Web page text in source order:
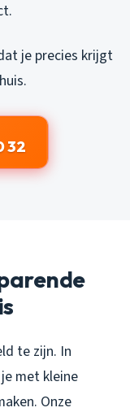
je precies krijgt
32
te zijn. In
met kleine
Onze